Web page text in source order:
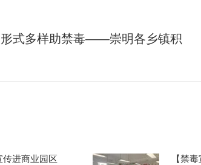
形式多样助禁毒——崇明各乡镇积
传进商业园区
【禁